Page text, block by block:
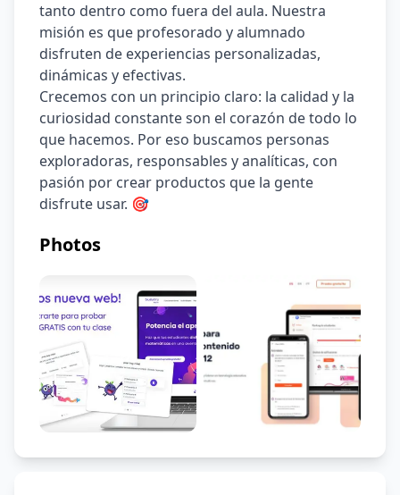
tanto dentro como fuera del aula. Nuestra
misión es que profesorado y alumnado
disfruten de experiencias personalizadas,
dinámicas y efectivas.
Crecemos con un principio claro: la calidad y la
curiosidad constante son el corazón de todo lo
que hacemos. Por eso buscamos personas
exploradoras, responsables y analíticas, con
pasión por crear productos que la gente
disfrute usar. 🎯
Photos